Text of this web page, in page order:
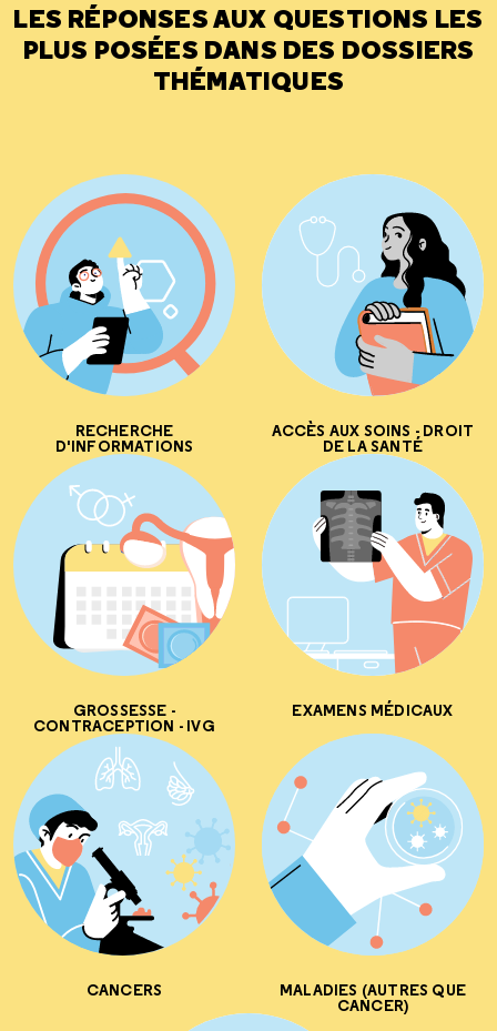
LES RÉPONSES AUX QUESTIONS LES
PLUS POSÉES DANS DES DOSSIERS
THÉMATIQUES
RECHERCHE
D'INFORMATIONS
ACCÈS AUX SOINS - DROIT
DE LA SANTÉ
GROSSESSE -
CONTRACEPTION - IVG
EXAMENS MÉDICAUX
CANCERS MALADIES (AUTRES QUE
CANCER)